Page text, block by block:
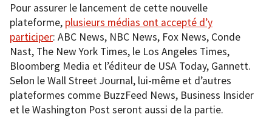
Pour assurer le lancement de cette nouvelle
plateforme, plusieurs médias ont accepté d’y
participer: ABC News, NBC News, Fox News, Conde
Nast, The New York Times, le Los Angeles Times,
Bloomberg Media et l’éditeur de USA Today, Gannett.
Selon le Wall Street Journal, lui-même et d’autres
plateformes comme BuzzFeed News, Business Insider
et le Washington Post seront aussi de la partie.